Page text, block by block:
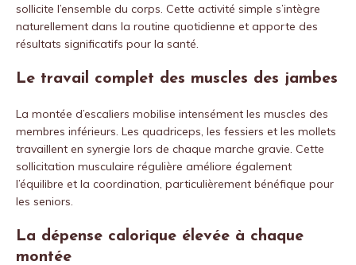
sollicite l’ensemble du corps. Cette activité simple s’intègre
naturellement dans la routine quotidienne et apporte des
résultats significatifs pour la santé.
Le travail complet des muscles des jambes
La montée d’escaliers mobilise intensément les muscles des
membres inférieurs. Les quadriceps, les fessiers et les mollets
travaillent en synergie lors de chaque marche gravie. Cette
sollicitation musculaire régulière améliore également
l’équilibre et la coordination, particulièrement bénéfique pour
les seniors.
La dépense calorique élevée à chaque
montée